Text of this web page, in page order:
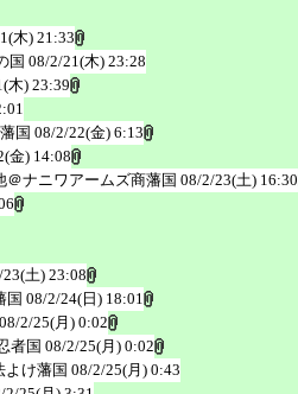
木) 21:33
国 08/2/21(木) 23:28
木) 23:39
国 08/2/22(金) 6:13
金) 14:08
ナニワアームズ商藩国 08/2/23(土) 16:30
土) 23:08
国 08/2/24(日) 18:01
08/2/25(月) 0:02
者国 08/2/25(月) 0:02
よけ藩国 08/2/25(月) 0:43